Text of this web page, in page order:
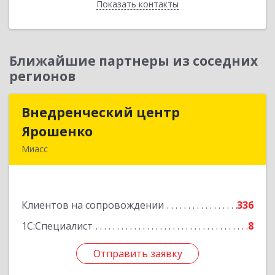
Показать контакты
Назад
Ближайшие партнеры из соседних
регионов
Внедренческий центр
Ярошенко
Миасс
Клиентов на сопровождении
336
1С:Специалист
8
Отправить заявку
Внедренческий центр
Подробнее
Отправить заявку